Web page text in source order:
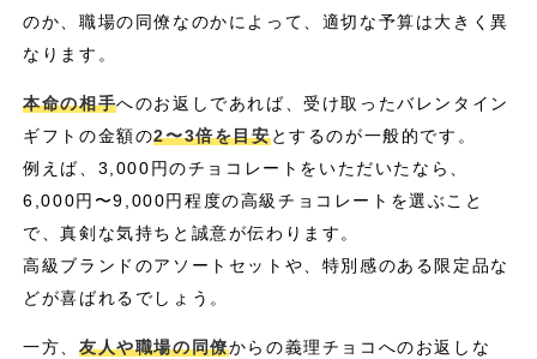
のか、職場の同僚なのかによって、適切な予算は大きく異
なります。
本命の相手へのお返しであれば、受け取ったバレンタイン
ギフトの金額の2〜3倍を目安とするのが一般的です。
例えば、3,000円のチョコレートをいただいたなら、
6,000円〜9,000円程度の高級チョコレートを選ぶこと
で、真剣な気持ちと誠意が伝わります。
高級ブランドのアソートセットや、特別感のある限定品な
どが喜ばれるでしょう。
一方、 友人や職場の同僚からの義理チョコへのお返しな